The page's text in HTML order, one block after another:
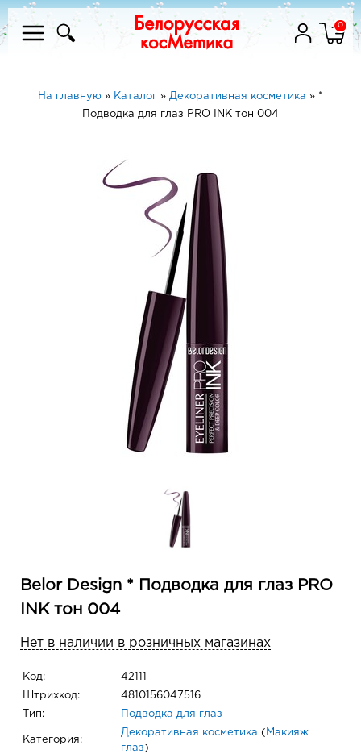
0
На главную » Каталог » Декоративная косметика » *
Подводка для глаз PRO INK тон 004
Belor Design * Подводка для глаз PRO
INK тон 004
Нет в наличии в розничных магазинах
Код: 42111
Штрихкод: 4810156047516
Тип: Подводка для глаз
Категория:
Декоративная косметика ( Макияж
глаз )